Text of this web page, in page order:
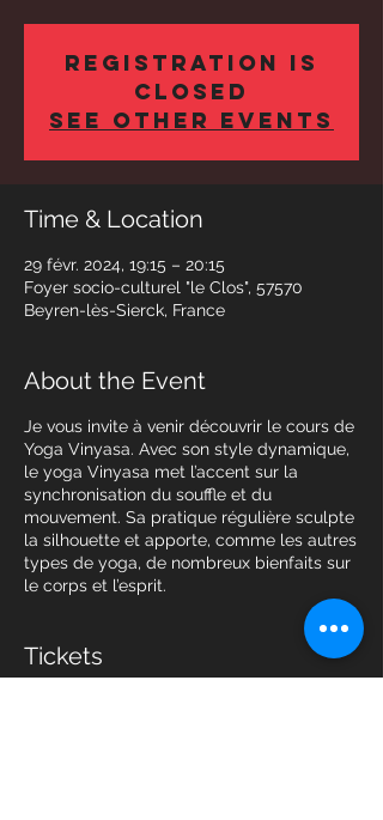
Registration is
closed
See other events
Time & Location
29 févr. 2024, 19:15 – 20:15
Foyer socio-culturel "le Clos", 57570
Beyren-lès-Sierck, France
About the Event
Je vous invite à venir découvrir le cours de
Yoga Vinyasa. Avec son style dynamique,
le yoga Vinyasa met l’accent sur la
synchronisation du souffle et du
mouvement. Sa pratique régulière sculpte
la silhouette et apporte, comme les autres
types de yoga, de nombreux bienfaits sur
le corps et l’esprit.
Tickets